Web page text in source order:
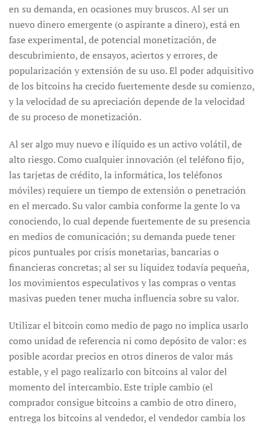
en su demanda, en ocasiones muy bruscos. Al ser un
nuevo dinero emergente (o aspirante a dinero), está en
fase experimental, de potencial monetización, de
descubrimiento, de ensayos, aciertos y errores, de
popularización y extensión de su uso. El poder adquisitivo
de los bitcoins ha crecido fuertemente desde su comienzo,
y la velocidad de su apreciación depende de la velocidad
de su proceso de monetización.
Al ser algo muy nuevo e ilíquido es un activo volátil, de
alto riesgo. Como cualquier innovación (el teléfono fijo,
las tarjetas de crédito, la informática, los teléfonos
móviles) requiere un tiempo de extensión o penetración
en el mercado. Su valor cambia conforme la gente lo va
conociendo, lo cual depende fuertemente de su presencia
en medios de comunicación; su demanda puede tener
picos puntuales por crisis monetarias, bancarias o
financieras concretas; al ser su liquidez todavía pequeña,
los movimientos especulativos y las compras o ventas
masivas pueden tener mucha influencia sobre su valor.
Utilizar el bitcoin como medio de pago no implica usarlo
como unidad de referencia ni como depósito de valor: es
posible acordar precios en otros dineros de valor más
estable, y el pago realizarlo con bitcoins al valor del
momento del intercambio. Este triple cambio (el
comprador consigue bitcoins a cambio de otro dinero,
entrega los bitcoins al vendedor, el vendedor cambia los